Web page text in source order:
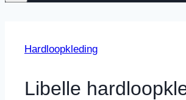
Hardloopkleding
Libelle